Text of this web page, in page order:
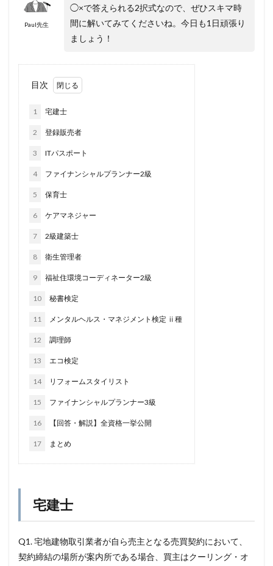
Paul先生
◯×で答えられる2択式なので、ぜひスキマ時
間に解いてみてくださいね。今日も1日頑張り
ましょう！
目次
1 宅建士
2 登録販売者
3 ITパスポート
4 ファイナンシャルプランナー2級
5 保育士
6 ケアマネジャー
7 2級建築士
8 衛生管理者
9 福祉住環境コーディネーター2級
10 秘書検定
11 メンタルヘルス・マネジメント検定 ⅱ種
12 調理師
13 エコ検定
14 リフォームスタイリスト
15 ファイナンシャルプランナー3級
16 【回答・解説】全資格一挙公開
17 まとめ
宅建士
Q1. 宅地建物取引業者が自ら売主となる売買契約において、
契約締結の場所が案内所である場合、買主はクーリング・オ